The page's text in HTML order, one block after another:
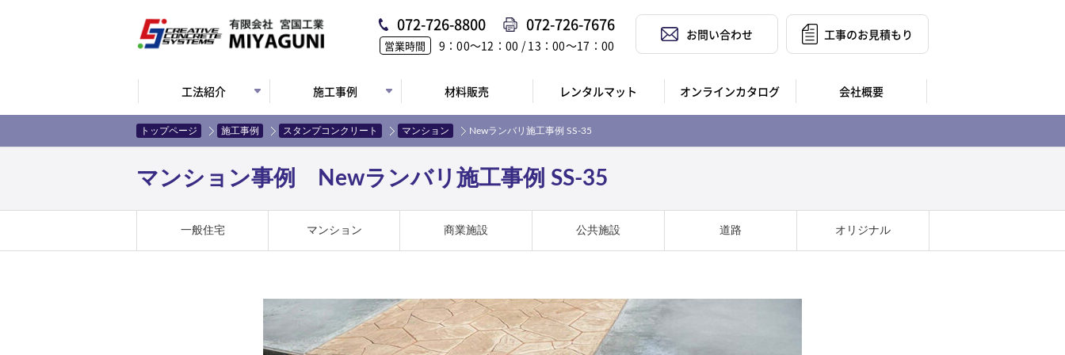
072-726-8800 072-726-7676
営業時間 9：00〜12：00 / 13：00〜17：00
お問い合わせ 工事のお見積もり
工法紹介 施工事例 材料販売 レンタルマット オンラインカタログ 会社概要
トップページ 施工事例 スタンプコンクリート マンション Newランバリ施工事例 SS-35
マンション事例 Newランバリ施工事例 SS-35
一般住宅 マンション 商業施設 公共施設 道路 オリジナル